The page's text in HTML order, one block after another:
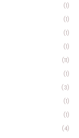
(1)
(1)
(1)
(1)
(11)
(1)
(3)
(1)
(1)
(4)